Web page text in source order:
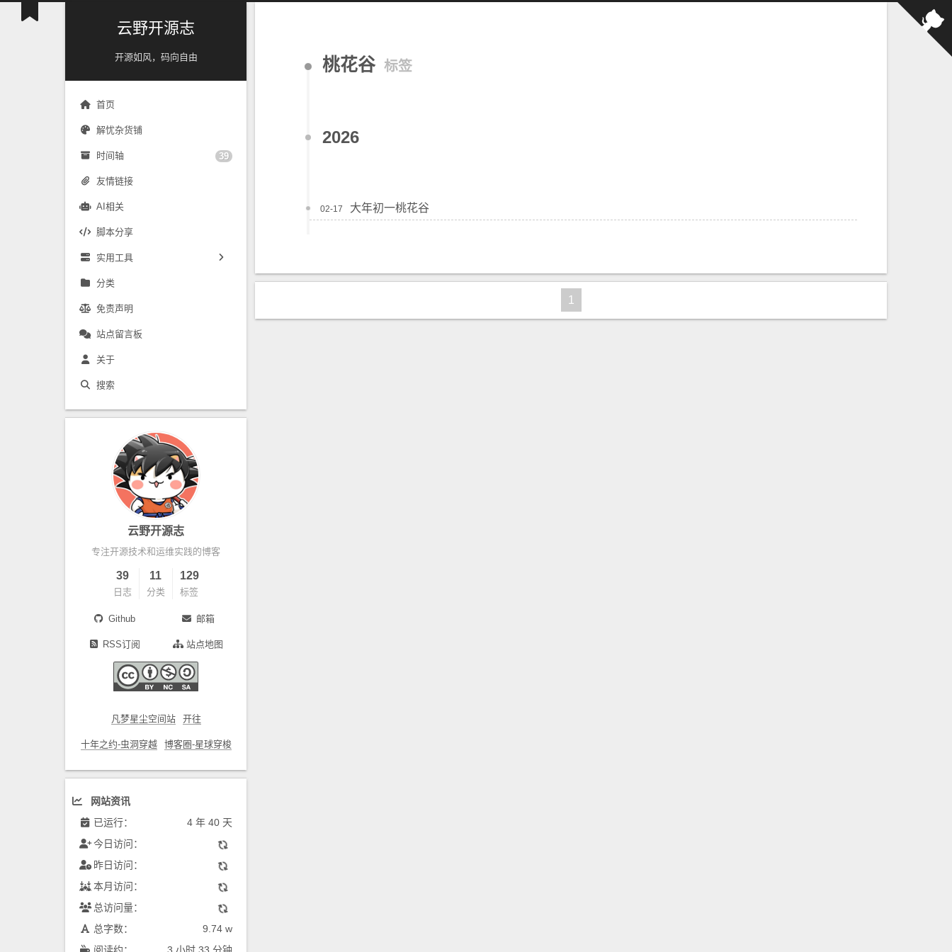
云野开源志
开源如风，码向自由
首页
解忧杂货铺
时间轴 39
友情链接
AI相关
脚本分享
实用工具
镜像源速配
分类
免责声明
站点留言板
关于
搜索
云野开源志
专注开源技术和运维实践的博客
39
日志
11
分类
129
标签
Github 邮箱
RSS订阅 站点地图
凡梦星尘空间站 开往
十年之约-虫洞穿越 博客圈-星球穿梭
网站资讯
已运行：
4 年 40 天
今日访问：
昨日访问：
本月访问：
总访问量：
总字数：
9.74 w
桃花谷 标签
2026
02-17 大年初一桃花谷
1